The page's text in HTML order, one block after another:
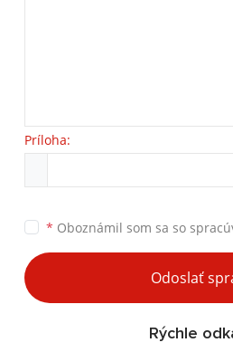
Príloha:
* Oboznámil som sa so
Odoslať
Rýchle